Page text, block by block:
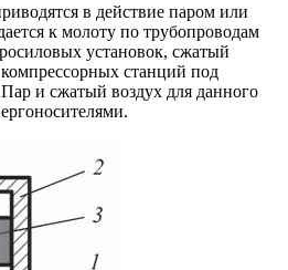
в действие паром или
к молоту по трубопроводам
установок, сжатый
станций под
и сжатый воздух для данного